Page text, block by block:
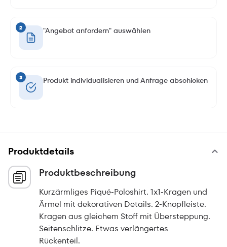
2 "Angebot anfordern" auswählen
3 Produkt individualisieren und Anfrage abschicken
Produktdetails
Produktbeschreibung
Kurzärmliges Piqué-Poloshirt. 1x1-Kragen und
Ärmel mit dekorativen Details. 2-Knopfleiste.
Kragen aus gleichem Stoff mit Übersteppung.
Seitenschlitze. Etwas verlängertes
Rückenteil.